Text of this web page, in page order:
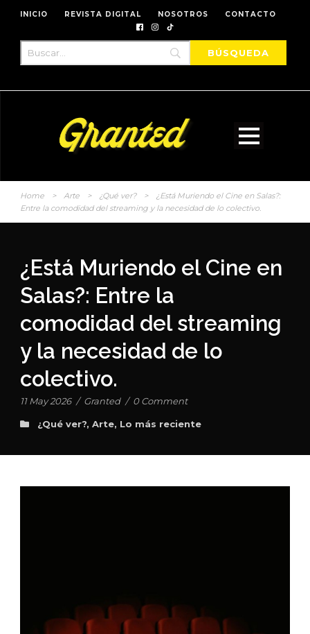
INICIO REVISTA DIGITAL NOSOTROS CONTACTO
Home > Arte > ¿Qué ver? >
¿Está Muriendo el Cine en Salas?:
Entre la comodidad del streaming y la necesidad de lo colectivo.
¿Está Muriendo el Cine en
Salas?: Entre la
comodidad del streaming
y la necesidad de lo
colectivo.
11 May 2026 / Granted / 0 Comment
¿Qué ver?, Arte, Lo más reciente